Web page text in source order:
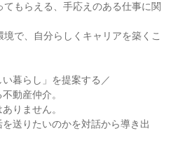
もらえる、手応えのある仕事に関
で、自分らしくキャリアを築くこ
暮らし」を提案する／
動産仲介。
りません。
送りたいのかを対話から導き出